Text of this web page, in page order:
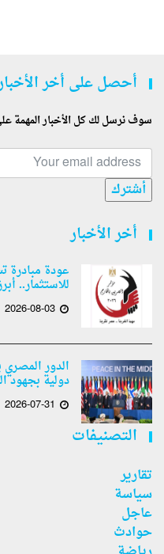
أحصل على أخر
سوف نرسل لك كل الأخبار المهمة
أشترك
أخر الأخبار
عودة مبادرة
للاستثمار..
2026-08-03
الدور
دولية بجهود
2026-07-31
التصنيفات
تقارير
سياسة
عاجل
حوادث